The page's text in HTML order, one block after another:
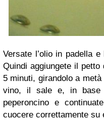
Versate l’olio in padella
Quindi aggiungete il
5 minuti, girandolo a
vino, il sale e, in
peperoncino e
cuocere correttamente su